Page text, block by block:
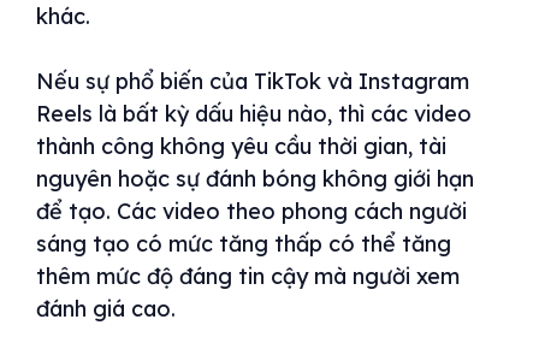
khác.
Nếu sự phổ biến của TikTok và Instagram
Reels là bất kỳ dấu hiệu nào, thì các video
thành công không yêu cầu thời gian, tài
nguyên hoặc sự đánh bóng không giới hạn
để tạo. Các video theo phong cách người
sáng tạo có mức tăng thấp có thể tăng
thêm mức độ đáng tin cậy mà người xem
đánh giá cao.